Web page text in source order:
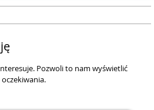
Pozwoli to nam wyświetlić